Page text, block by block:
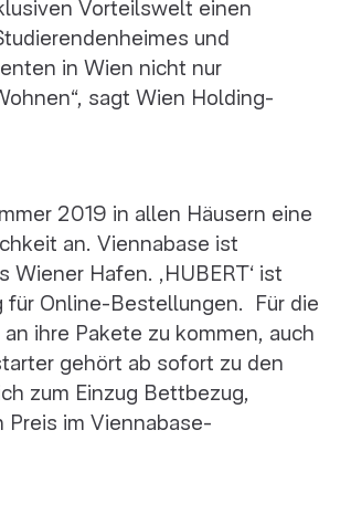
und
in Wien nicht nur
sagt Wien Holding-
2019 in allen Häusern eine
an. Viennabase ist
Wiener Hafen. ‚HUBERT‘ ist
Online-Bestellungen. Für die
ihre Pakete zu kommen, auch
gehört ab sofort zu den
zum Einzug Bettbezug,
im Viennabase-